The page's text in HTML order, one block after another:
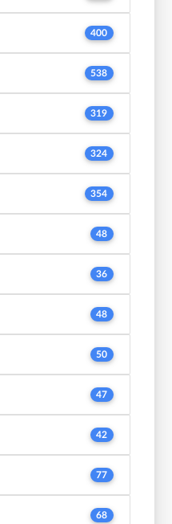
400
538
319
324
354
48
36
48
50
47
42
77
68